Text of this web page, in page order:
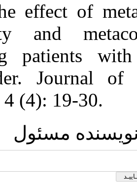
M. The effect
anxiety and
among
disorder.
2012; 4 (4): 19-
مسئول